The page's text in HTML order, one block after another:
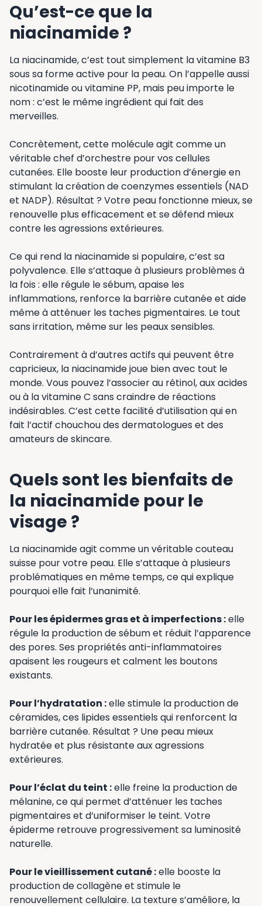
Qu’est-ce que la
niacinamide ?
La niacinamide, c’est tout simplement la vitamine B3
sous sa forme active pour la peau. On l’appelle aussi
nicotinamide ou vitamine PP, mais peu importe le
nom : c’est le même ingrédient qui fait des
merveilles.
Concrètement, cette molécule agit comme un
véritable chef d’orchestre pour vos cellules
cutanées. Elle booste leur production d’énergie en
stimulant la création de coenzymes essentiels (NAD
et NADP). Résultat ? Votre peau fonctionne mieux, se
renouvelle plus efficacement et se défend mieux
contre les agressions extérieures.
Ce qui rend la niacinamide si populaire, c’est sa
polyvalence. Elle s’attaque à plusieurs problèmes à
la fois : elle régule le sébum, apaise les
inflammations, renforce la barrière cutanée et aide
même à atténuer les taches pigmentaires. Le tout
sans irritation, même sur les peaux sensibles.
Contrairement à d’autres actifs qui peuvent être
capricieux, la niacinamide joue bien avec tout le
monde. Vous pouvez l’associer au rétinol, aux acides
ou à la vitamine C sans craindre de réactions
indésirables. C’est cette facilité d’utilisation qui en
fait l’actif chouchou des dermatologues et des
amateurs de skincare.
Quels sont les bienfaits de
la niacinamide pour le
visage ?
La niacinamide agit comme un véritable couteau
suisse pour votre peau. Elle s’attaque à plusieurs
problématiques en même temps, ce qui explique
pourquoi elle fait l’unanimité.
Pour les épidermes gras et à imperfections :elle
régule la production de sébum et réduit l’apparence
des pores. Ses propriétés anti-inflammatoires
apaisent les rougeurs et calment les boutons
existants.
Pour l’hydratation :elle stimule la production de
céramides, ces lipides essentiels qui renforcent la
barrière cutanée. Résultat ? Une peau mieux
hydratée et plus résistante aux agressions
extérieures.
Pour l’éclat du teint :elle freine la production de
mélanine, ce qui permet d’atténuer les taches
pigmentaires et d’uniformiser le teint. Votre
épiderme retrouve progressivement sa luminosité
naturelle.
Pour le vieillissement cutané :elle booste la
production de collagène et stimule le
renouvellement cellulaire. La texture s’améliore, la